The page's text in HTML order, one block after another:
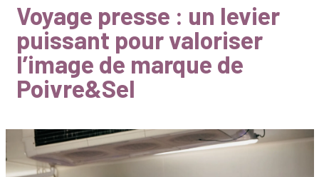
Voyage presse : un levier
puissant pour valoriser
l’image de marque de
Poivre&Sel